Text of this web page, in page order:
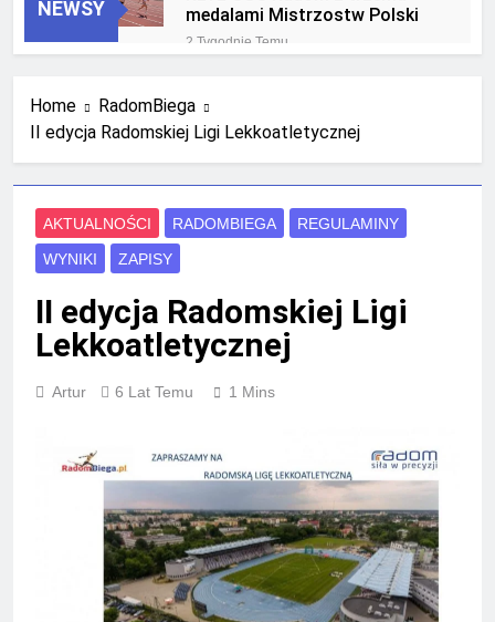
NEWSY
medalami Mistrzostw Polski
2 Tygodnie Temu
mistrzostw Polski U23 w
Krakowie
4 Tygodnie Temu
Home
RadomBiega
II edycja Radomskiej Ligi Lekkoatletycznej
AKTUALNOŚCI RADOMBIEGA
REGULAMINY
WYNIKI
ZAPISY
II edycja Radomskiej Ligi
Lekkoatletycznej
Artur 6 Lat Temu 1 Mins